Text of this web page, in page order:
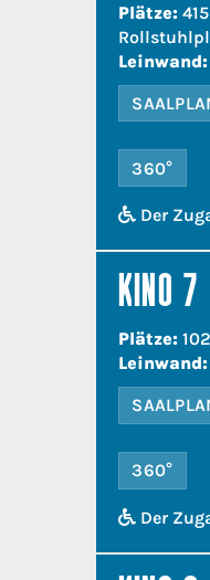
Plätze:
Leinwand:
360°
Der
KINO 7
Plätze:
Leinwand:
360°
Der